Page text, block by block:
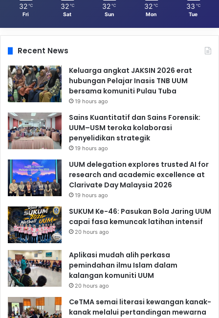
32 ℃
Fri
32 ℃
Sat
32 ℃
Sun
32 ℃
Mon
33 ℃
Tue
Recent News
Keluarga angkat JAKSIN 2026 erat
hubungan Pelajar Inasis TNB UUM
bersama komuniti Pulau Tuba
19 hours ago
Sains Kuantitatif dan Sains Forensik:
UUM–USM teroka kolaborasi
penyelidikan strategik
19 hours ago
UUM delegation explores trusted AI for
research and academic excellence at
Clarivate Day Malaysia 2026
19 hours ago
SUKUM Ke-46: Pasukan Bola Jaring UUM
capai fasa kemuncak latihan intensif
20 hours ago
Aplikasi mudah alih perkasa
pemindahan ilmu Islam dalam
kalangan komuniti UUM
20 hours ago
CeTMA semai literasi kewangan kanak-
kanak melalui pertandingan mewarna